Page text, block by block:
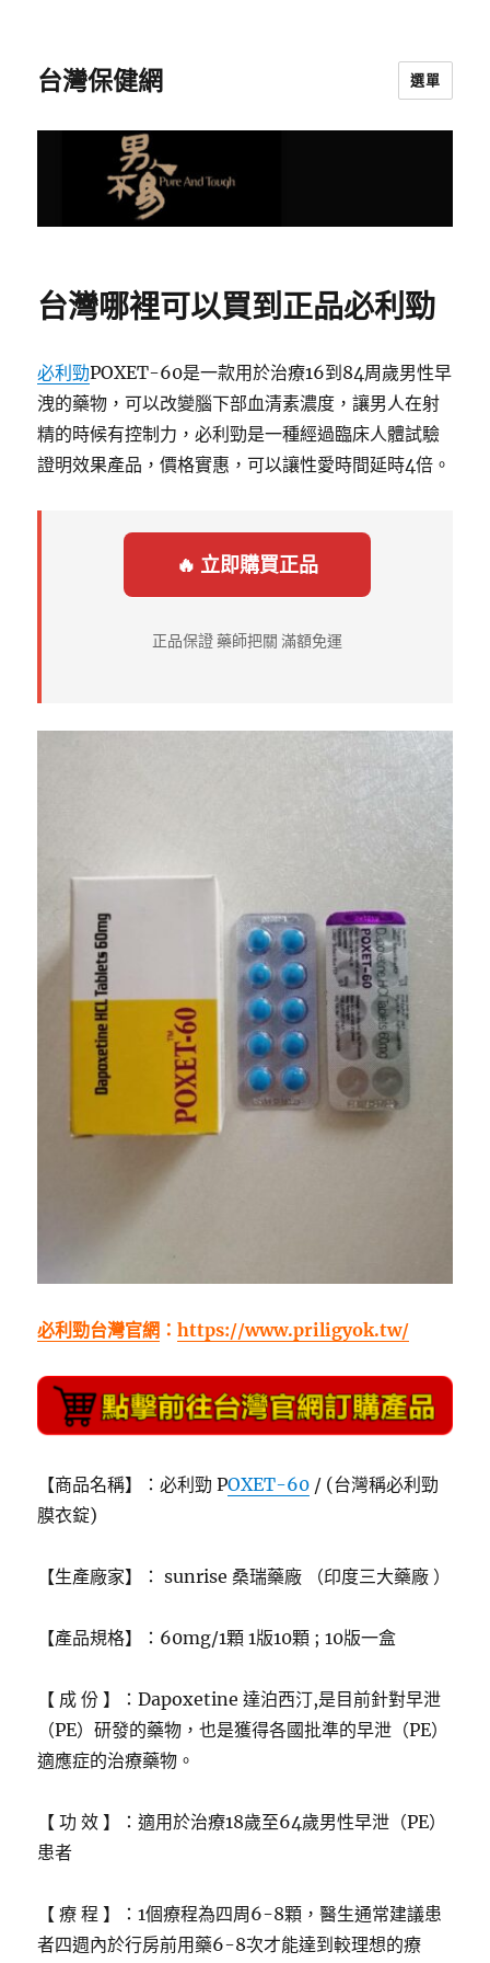
台灣保健網 選單
台灣哪裡可以買到正品必利勁
必利勁POXET-60是一款用於治療16到84周歲男性早
洩的藥物，可以改變腦下部血清素濃度，讓男人在射
精的時候有控制力，必利勁是一種經過臨床人體試驗
證明效果產品，價格實惠，可以讓性愛時間延時4倍。
🔥 立即購買正品
正品保證 藥師把關 滿額免運
必利勁台灣官網 ：https://www.priligyok.tw/
【商品名稱】：必利勁 POXET-60 / (台灣稱必利勁
膜衣錠)
【生產廠家】： sunrise 桑瑞藥廠 （印度三大藥廠 ）
【產品規格】：60mg/1顆 1版10顆 ; 10版一盒
【 成 份 】：Dapoxetine 達泊西汀,是目前針對早泄
（PE）研發的藥物，也是獲得各國批準的早泄（PE）
適應症的治療藥物。
【 功 效 】：適用於治療18歲至64歲男性早泄（PE）
患者
【 療 程 】：1個療程為四周6-8顆，醫生通常建議患
者四週內於行房前用藥6-8次才能達到較理想的療